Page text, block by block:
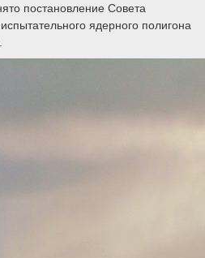
постановление Совета
ядерного полигона